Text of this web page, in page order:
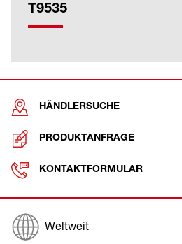
T9535
HÄNDLERSUCHE
PRODUKTANFRAGE
KONTAKTFORMULAR
Weltweit